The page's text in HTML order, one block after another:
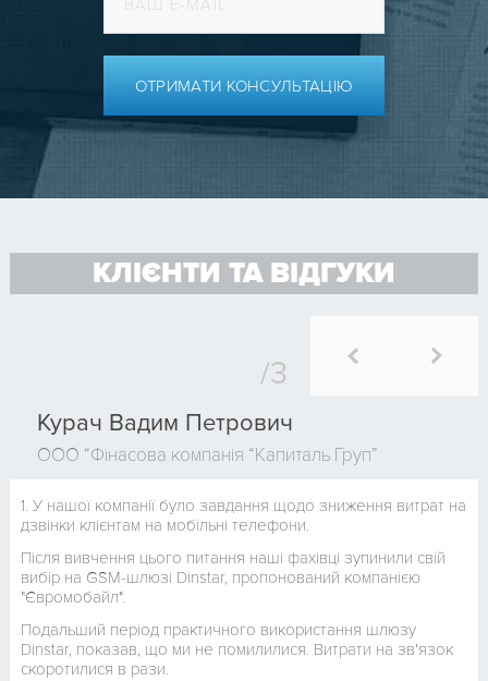
ОТРИМАТИ КОНСУЛЬТАЦІЮ
КЛІЄНТИ ТА ВІДГУКИ
Курач Вадим Петрович
ООО “Фінасова компанія “Капиталь Груп”
1. У нашої компанії було завдання щодо зниження витрат на
дзвінки клієнтам на мобільні телефони.
Після вивчення цього питання наші фахівці зупинили свій
вибір на GSM-шлюзі Dinstar, пропонований компанією
"Євромобайл".
Подальший період практичного використання шлюзу
Dinstar, показав, що ми не помилилися. Витрати на зв'язок
скоротилися в рази.